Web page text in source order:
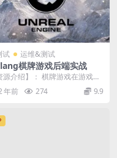
试 运维&测试
棋牌游戏后端实战
源介绍】： 棋牌游戏在游戏市
占比很大，棋牌类游戏用户
公司多，工作机会...
年前 274 9.9